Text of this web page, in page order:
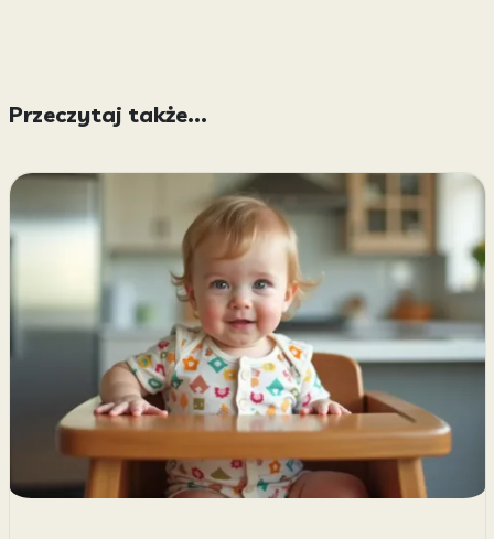
Przeczytaj także...